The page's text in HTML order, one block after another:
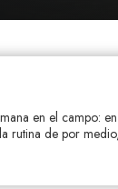
en el campo:
rutina de por